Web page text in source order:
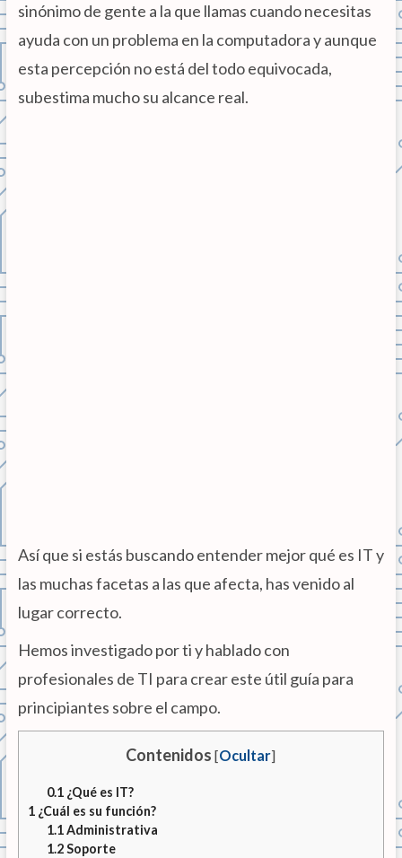
sinónimo de gente a la que llamas cuando necesitas
ayuda con un problema en la computadora y aunque
esta percepción no está del todo equivocada,
subestima mucho su alcance real.
Así que si estás buscando entender mejor qué es IT y
las muchas facetas a las que afecta, has venido al
lugar correcto.
Hemos investigado por ti y hablado con
profesionales de TI para crear este útil guía para
principiantes sobre el campo.
Contenidos [Ocultar]
0.1 ¿Qué es IT?
1¿Cuál es su función?
1.1Administrativa
1.2Soporte